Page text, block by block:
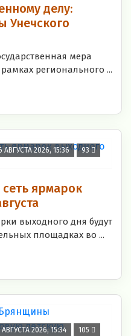
делу:
Унечского
мера
регионального ...
АВГУСТА 2026, 15:36 93
ярмарок
выходного дня будут
площадках во ...
АВГУСТА 2026, 15:34 105